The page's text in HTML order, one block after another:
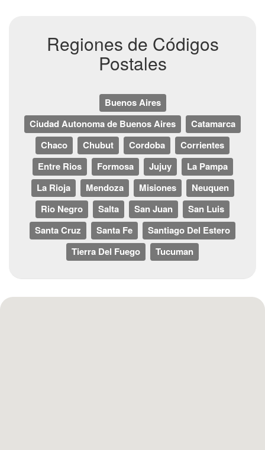
Regiones de Códigos
Postales
Buenos Aires
Ciudad Autonoma de Buenos Aires
Catamarca
Chaco
Chubut Cordoba
Corrientes
Entre Rios
Formosa Jujuy
La Pampa
La Rioja
Mendoza Misiones
Neuquen
Rio Negro
Salta San Juan
San Luis
Santa Cruz
Santa Fe
Santiago Del Estero
Tierra Del Fuego
Tucuman